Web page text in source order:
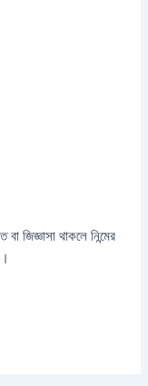
জিজ্ঞাসা থাকলে নিন্মের